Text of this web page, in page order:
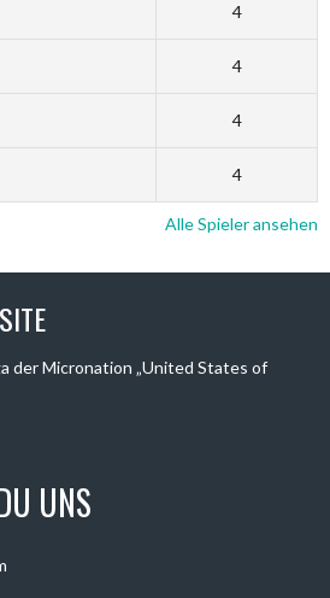
4
4
4
4
Alle Spieler ansehen
der Micronation „United States of
UNS